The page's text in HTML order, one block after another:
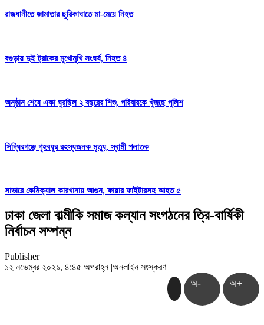
রাজধানীতে জামাতার ছুরিকাঘাতে মা-মেয়ে নিহত
বগুড়ায় দুই ট্রাকের মুখোমুখি সংঘর্ষ, নিহত ৪
অনুষ্ঠান শেষে একা ঘুরছিল ২ বছরের শিশু, পরিবারকে খুঁজছে পুলিশ
সিদ্ধিরগঞ্জে গৃহবধূর রহস্যজনক মৃত্যু, স্বামী পলাতক
সাভারে কেমিক্যাল কারখানায় আগুন, ফায়ার ফাইটারসহ আহত ৫
ঢাকা জেলা বাল্মীকি সমাজ কল্যান সংগঠনের ত্রি-বার্ষিকী
নির্বাচন সম্পন্ন
Publisher
১২ নভেম্বর ২০২১, ৪:৪৫ অপরাহ্ন |অনলাইন সংস্করণ
অ- অ+